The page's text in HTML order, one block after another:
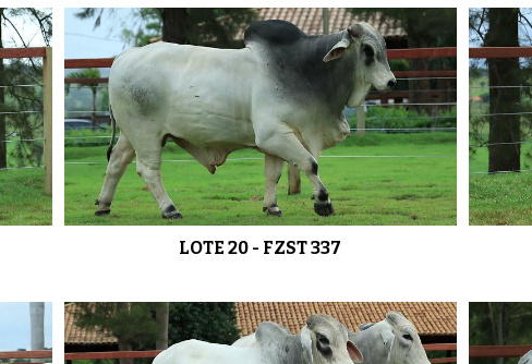
LOTE 20 - FZST 337